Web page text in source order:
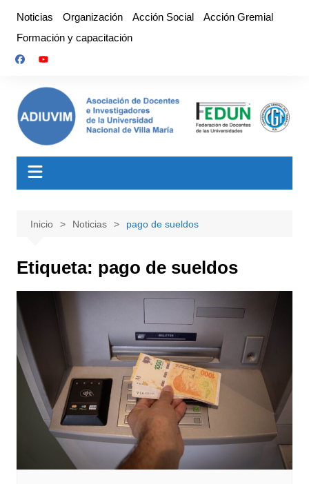
contenido
Noticias Organización Acción Social
Acción Gremial
Formación y capacitación
Inicio Noticias pago de sueldos
Etiqueta: pago de sueldos